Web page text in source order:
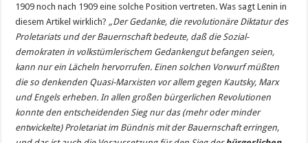
1909 noch nach 1909 eine solche Position vertreten. Was sagt Lenin in
diesem Artikel wirklich? „Der Gedanke, die revolutionäre Diktatur des
Proletariats und der Bauernschaft bedeute, daß die Sozial­
demokraten in volkstümlerischem Gedankengut befangen seien,
kann nur ein Lächeln hervorrufen. Einen solchen Vorwurf müßten
die so denkenden Quasi-Marxisten vor allem gegen Kautsky, Marx
und Engels erheben. In allen großen bürgerlichen Revolutionen
konnte den entscheidenden Sieg nur das (mehr oder minder
entwickelte) Proletariat im Bündnis mit der Bauernschaft erringen,